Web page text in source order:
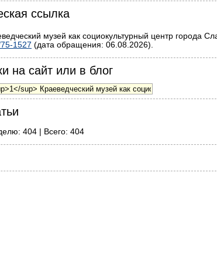
ссылка
музей как социокультурный центр города
1527 (дата обращения: 06.08.2026).
на сайт или в блог
404 | Всего: 404